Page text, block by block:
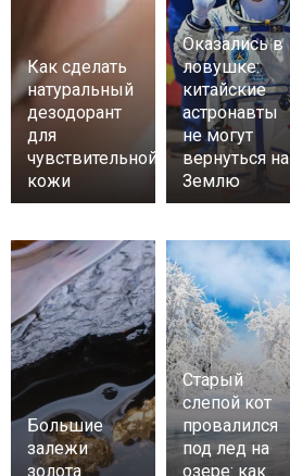
Как сделать
натуральный
дезодорант
для
чувствительной
кожи
Оказались в
ловушке:
китайские
астронавты
не могут
вернуться на
Землю
Большие
залежи
золота
Старый
слепой кот
провалился
под лед на
озере: как